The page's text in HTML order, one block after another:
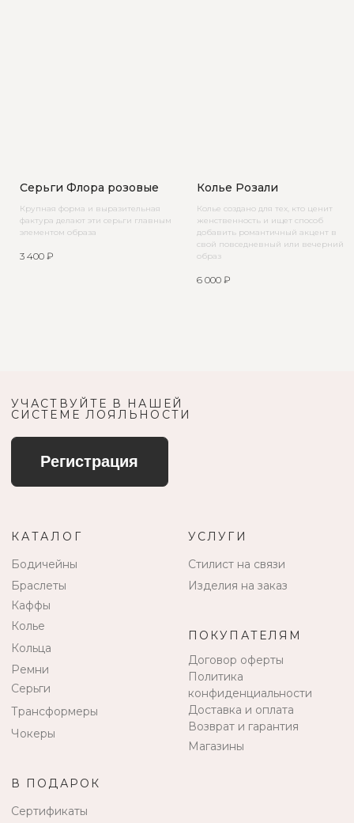
Серьги Флора розовые
Крупная форма и выразительная
фактура делают эти серьги главным
элементом образа
3 400 ₽
Колье Розали
Колье создано для тех, кто ценит
женственность и ищет способ
добавить романтичный акцент в
свой повседневный или вечерний
образ
6 000 ₽